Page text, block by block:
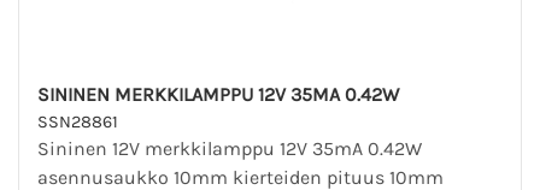
SININEN MERKKILAMPPU 12V 35MA 0.42W
SSN28861
Sininen 12V merkkilamppu 12V 35mA 0.42W
asennusaukko 10mm kierteiden pituus 10mm